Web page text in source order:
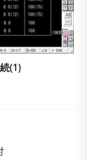
(1)